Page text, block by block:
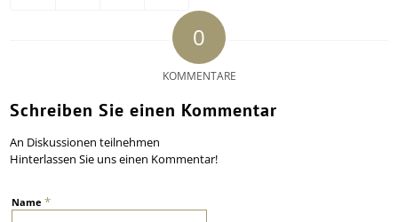
0
KOMMENTARE
Schreiben Sie einen Kommentar
An Diskussionen teilnehmen
Hinterlassen Sie uns einen Kommentar!
Name*